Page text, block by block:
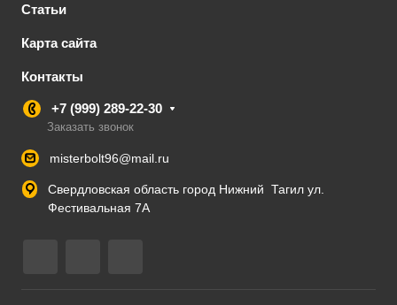
Статьи
Карта сайта
Контакты
+7 (999) 289-22-30
Заказать звонок
misterbolt96@mail.ru
Свердловская область город Нижний Тагил ул.
Фестивальная 7А